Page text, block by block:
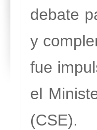
debate
y
fue
el
(CSE).